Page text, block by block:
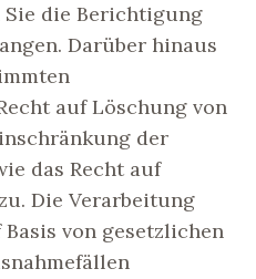
Sie die Berichtigung
Darüber hinaus
auf Löschung von
der
das Recht auf
Die Verarbeitung
von gesetzlichen